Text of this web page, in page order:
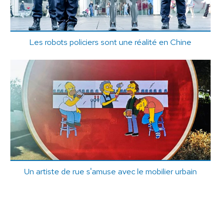
Les robots policiers sont une réalité en Chine
Un artiste de rue s'amuse avec le mobilier urbain